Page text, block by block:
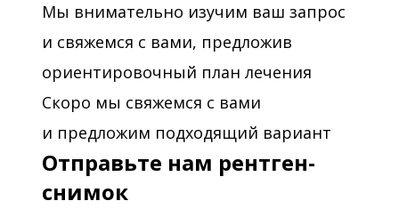
Мы внимательно изучим ваш запрос
и свяжемся с вами, предложив
ориентировочный план лечения
Скоро мы свяжемся с вами
и предложим подходящий вариант
Отправьте нам рентген-
снимок